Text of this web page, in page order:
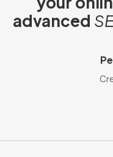
advanced